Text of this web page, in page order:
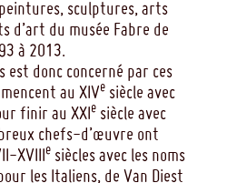
sculptures, arts
d’art du musée Fabre de
à 2013.
est donc concerné par ces
au XIVesiècle avec
finir au XXIesiècle avec
chefs-d’œuvre ont
XVIIIesiècles avec les noms
les Italiens, de Van Diest